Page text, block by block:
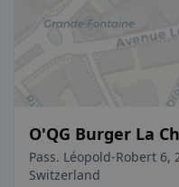
O'QG Burger La
Pass. Léopold-Robert 6,
Switzerland